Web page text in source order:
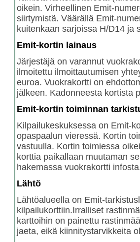
oikein. Virheellinen Emit-
siirtymistä. Väärällä Emit-
kuitenkaan sarjoissa H/D14 ja
Emit-kortin lainaus
Järjestäjä on varannut
ilmoitettu ilmoittautumisen
euroa. Vuokrakortti on
jälkeen. Kadonneesta kortista
Emit-kortin toiminnan
Kilpailukeskuksessa on Emit-
opaspaalun vieressä. Kortin
vastuulla. Kortin toimiessa
korttia paikallaan muutaman
hakemassa vuokrakortti
Lähtö
Lähtöalueella on Emit-
kilpailukorttiin.Irralliset
karttoihin on painettu
jaeta, eikä kiinnitystarvikkeita